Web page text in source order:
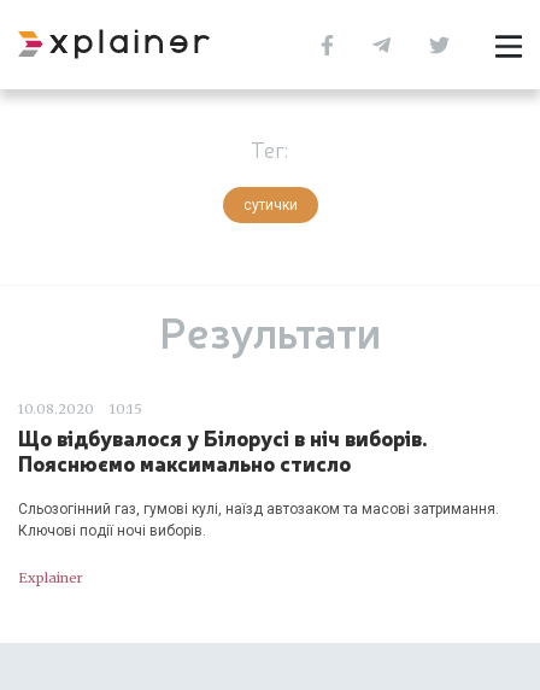
Тег:
сутички
Результати
10.08.2020 10:15
Що відбувалося у Білорусі в ніч виборів.
Пояснюємо максимально стисло
Сльозогінний газ, гумові кулі, наїзд автозаком та масові затримання.
Ключові події ночі виборів.
Explainer